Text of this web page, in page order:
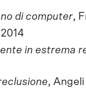
di computer,
in estrema
,